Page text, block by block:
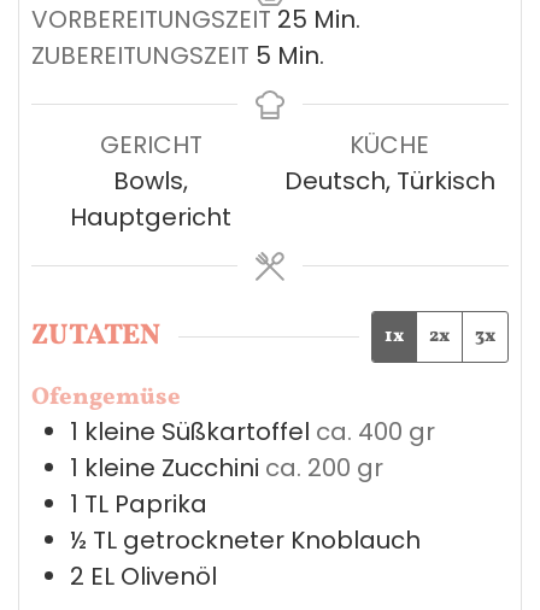
VORBEREITUNGSZEIT 25 Minuten
Min.
ZUBEREITUNGSZEIT 5 Minuten
Min.
GERICHT
Bowls,
Hauptgericht
KÜCHE
Deutsch, Türkisch
ZUTATEN 1x 2x 3x
Ofengemüse
1 kleine Süßkartoffel ca. 400 gr
1 kleine Zucchini ca. 200 gr
1 TL Paprika
½ TL getrockneter Knoblauch
2 EL Olivenöl